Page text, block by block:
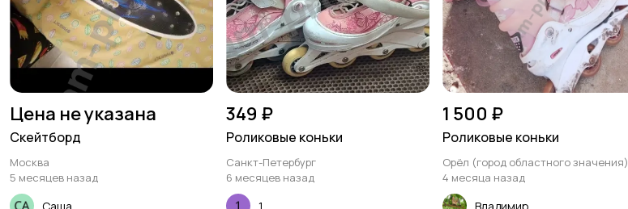
Цена не указана
Скейтборд
Москва
5 месяцев назад
Саша
349 ₽
Роликовые коньки
Санкт-Петербург
6 месяцев назад
1
1 500 ₽
Роликовые коньки
Орёл (город областного значения)
4 месяца назад
Владимир